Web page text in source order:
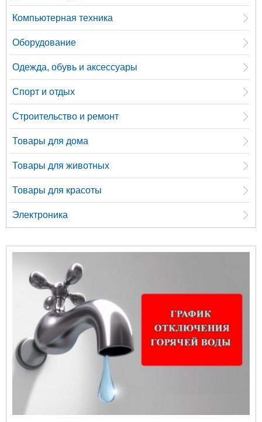
Компьютерная техника
Оборудование
Одежда, обувь и аксессуары
Спорт и отдых
Строительство и ремонт
Товары для дома
Товары для животных
Товары для красоты
Электроника